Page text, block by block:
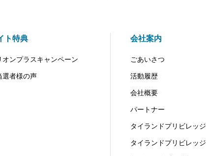
ト特典
オンプラスキャンペーン
選者様の声
会社案内
ごあいさつ
活動履歴
会社概要
パートナー
タイランドプリビレッジ
タイランドプリビレッジ